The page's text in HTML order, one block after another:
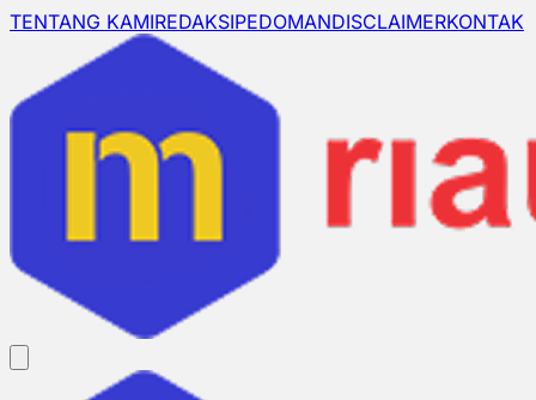
TENTANG KAMIREDAKSIPEDOMANDISCLAIMERKONTAK